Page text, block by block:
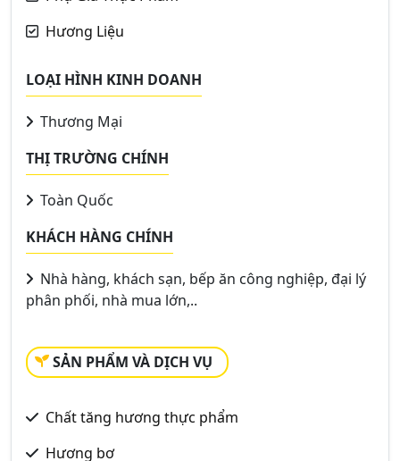
Hương Liệu
LOẠI HÌNH KINH DOANH
Thương Mại
THỊ TRƯỜNG CHÍNH
Toàn Quốc
KHÁCH HÀNG CHÍNH
Nhà hàng, khách sạn, bếp ăn công nghiệp, đại lý
phân phối, nhà mua lớn,..
SẢN PHẨM VÀ DỊCH VỤ
Chất tăng hương thực phẩm
Hương bơ